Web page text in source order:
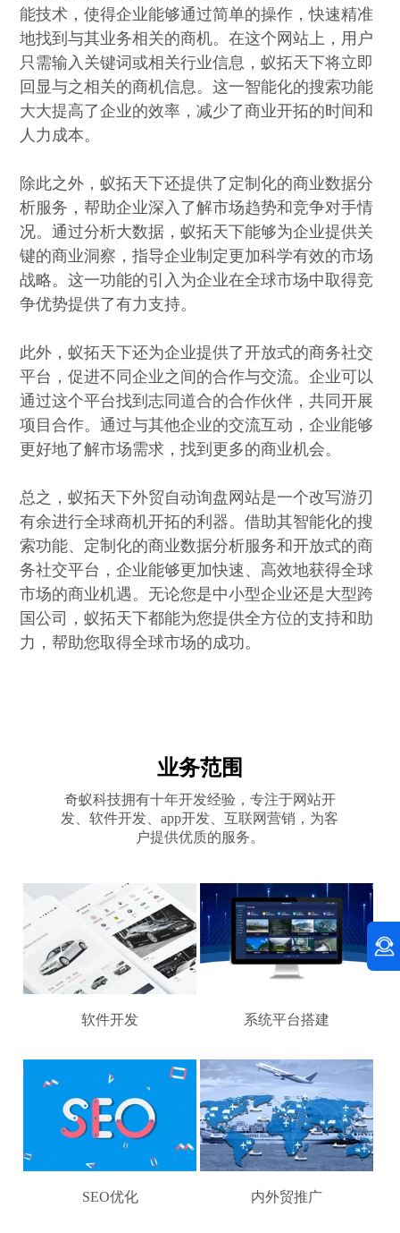
能技术，使得企业能够通过简单的操作，快速精准
地找到与其业务相关的商机。在这个网站上，用户
只需输入关键词或相关行业信息，蚁拓天下将立即
回显与之相关的商机信息。这一智能化的搜索功能
大大提高了企业的效率，减少了商业开拓的时间和
人力成本。
除此之外，蚁拓天下还提供了定制化的商业数据分
析服务，帮助企业深入了解市场趋势和竞争对手情
况。通过分析大数据，蚁拓天下能够为企业提供关
键的商业洞察，指导企业制定更加科学有效的市场
战略。这一功能的引入为企业在全球市场中取得竞
争优势提供了有力支持。
此外，蚁拓天下还为企业提供了开放式的商务社交
平台，促进不同企业之间的合作与交流。企业可以
通过这个平台找到志同道合的合作伙伴，共同开展
项目合作。通过与其他企业的交流互动，企业能够
更好地了解市场需求，找到更多的商业机会。
总之，蚁拓天下外贸自动询盘网站是一个改写游刃
有余进行全球商机开拓的利器。借助其智能化的搜
索功能、定制化的商业数据分析服务和开放式的商
务社交平台，企业能够更加快速、高效地获得全球
市场的商业机遇。无论您是中小型企业还是大型跨
国公司，蚁拓天下都能为您提供全方位的支持和助
力，帮助您取得全球市场的成功。
业务范围
奇蚁科技拥有十年开发经验，专注于网站开
发、软件开发、app开发、互联网营销，为客
户提供优质的服务。
软件开发 系统平台搭建
SEO优化 内外贸推广